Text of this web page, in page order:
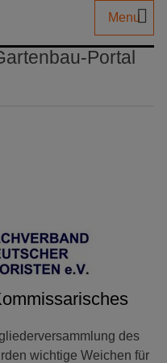
Menu
Portal
des
wichtige Weichen für